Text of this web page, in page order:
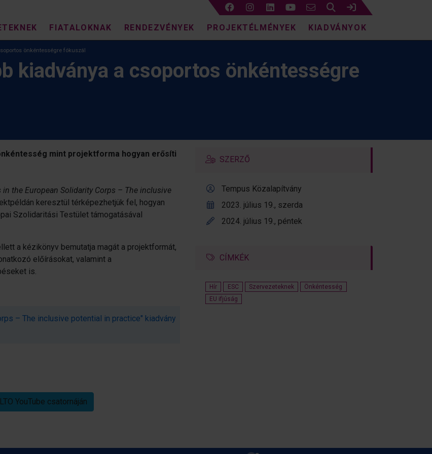
KeresésBejelentkezés
FIATALOKNAK RENDEZVÉNYEK PROJEKTÉLMÉNYEK KIADVÁNYOK
önkéntességre fókuszál
kiadványa a csoportos önkéntességre
mint projektforma hogyan erősíti
the European Solidarity Corps – The inclusive
keresztül térképezhetjük fel, hogyan
Szolidaritási Testület támogatásával
a kézikönyv bemutatja magát a projektformát,
előírásokat, valamint a
is.
– The inclusive potential in practice" kiadvány
YouTube csatornáján
SZERZŐ
Tempus Közalapítvány
2023. július 19., szerda
2024. július 19., péntek
CÍMKÉK
Hír ESC Szervezeteknek
Önkéntesség
EU ifjúság